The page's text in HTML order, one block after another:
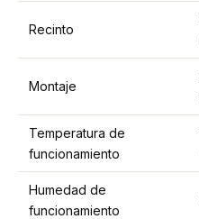
Recinto
Montaje
Temperatura de
funcionamiento
Humedad de
funcionamiento